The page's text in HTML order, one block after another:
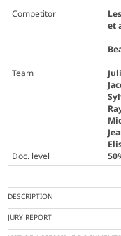
Competitor
et
Team
Doc. level
DESCRIPTION
JURY REPORT